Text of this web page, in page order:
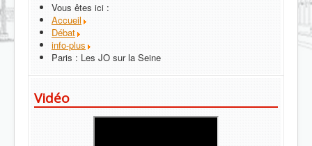
Vous êtes ici :
Accueil
Débat
info-plus
Paris : Les JO sur la Seine
Vidéo